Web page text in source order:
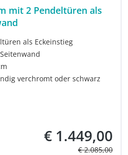
mit 2 Pendeltüren als
als Eckeinstieg
verchromt oder schwarz
Verkaufspreis:
€ 1.449,00
Regulärer
€ 2.085,00